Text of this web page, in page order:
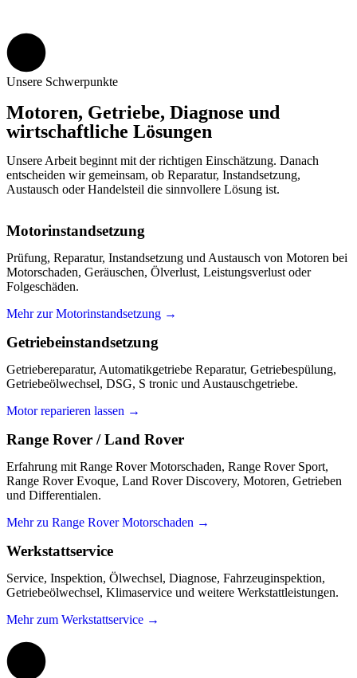
Unsere Schwerpunkte
Motoren, Getriebe, Diagnose und
wirtschaftliche Lösungen
Unsere Arbeit beginnt mit der richtigen Einschätzung. Danach
entscheiden wir gemeinsam, ob Reparatur, Instandsetzung,
Austausch oder Handelsteil die sinnvollere Lösung ist.
Motorinstandsetzung
Prüfung, Reparatur, Instandsetzung und Austausch von Motoren bei
Motorschaden, Geräuschen, Ölverlust, Leistungsverlust oder
Folgeschäden.
Mehr zur Motorinstandsetzung →
Getriebeinstandsetzung
Getriebereparatur, Automatikgetriebe Reparatur, Getriebespülung,
Getriebeölwechsel, DSG, S tronic und Austauschgetriebe.
Motor reparieren lassen →
Range Rover / Land Rover
Erfahrung mit Range Rover Motorschaden, Range Rover Sport,
Range Rover Evoque, Land Rover Discovery, Motoren, Getrieben
und Differentialen.
Mehr zu Range Rover Motorschaden →
Werkstattservice
Service, Inspektion, Ölwechsel, Diagnose, Fahrzeuginspektion,
Getriebeölwechsel, Klimaservice und weitere Werkstattleistungen.
Mehr zum Werkstattservice →